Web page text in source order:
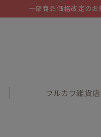
一部商品価格改定のお
フルカワ雑貨店